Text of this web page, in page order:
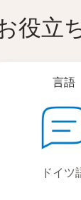
役立
言語
ドイツ